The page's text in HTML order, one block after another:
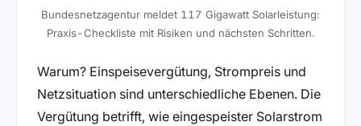
Bundesnetzagentur meldet 117 Gigawatt Solarleistung:
Praxis-Checkliste mit Risiken und nächsten Schritten.
Warum? Einspeisevergütung, Strompreis und
Netzsituation sind unterschiedliche Ebenen. Die
Vergütung betrifft, wie eingespeister Solarstrom